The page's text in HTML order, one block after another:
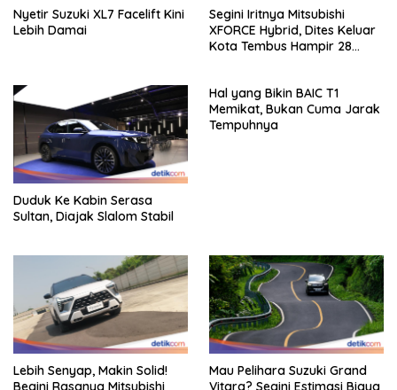
Nyetir Suzuki XL7 Facelift Kini
Lebih Damai
Segini Iritnya Mitsubishi
XFORCE Hybrid, Dites Keluar
Kota Tembus Hampir 28
Duduk Ke Kabin Serasa
Sultan, Diajak Slalom Stabil
Hal yang Bikin BAIC T1
Memikat, Bukan Cuma Jarak
Tempuhnya
Lebih Senyap, Makin Solid!
Begini Rasanya Mitsubishi
Mau Pelihara Suzuki Grand
Vitara? Segini Estimasi Biaya